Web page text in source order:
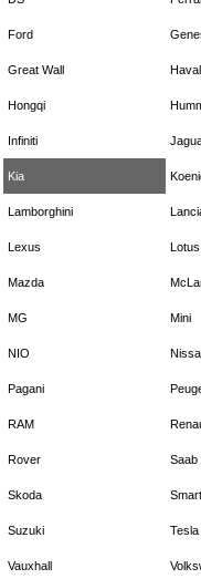
Ford
Great Wall Haval
Hongqi
Infiniti
Kia
Lamborghini
Lexus Lotus
Mazda
MG Mini
NIO
Pagani
RAM
Rover Saab
Skoda Smart
Suzuki Tesla
Vauxhall